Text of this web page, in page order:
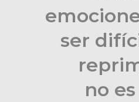
ser
no